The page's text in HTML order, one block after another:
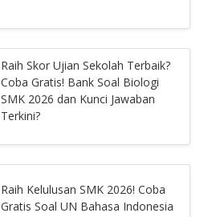
Raih Skor Ujian Sekolah Terbaik?
Coba Gratis! Bank Soal Biologi
SMK 2026 dan Kunci Jawaban
Terkini?
Raih Kelulusan SMK 2026! Coba
Gratis Soal UN Bahasa Indonesia